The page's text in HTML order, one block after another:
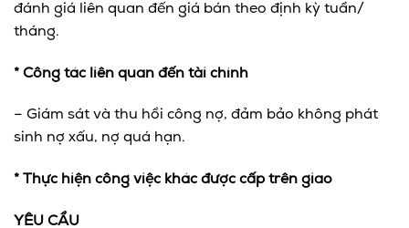
đánh giá liên quan đến giá bán theo định kỳ tuần/
tháng.
* Công tác liên quan đến tài chính
– Giám sát và thu hồi công nợ, đảm bảo không phát
sinh nợ xấu, nợ quá hạn.
* Thực hiện công việc khác được cấp trên giao
YÊU CẦU